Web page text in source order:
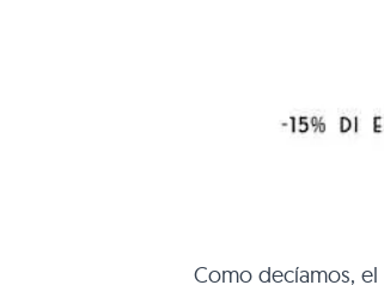
Como decíamos, el